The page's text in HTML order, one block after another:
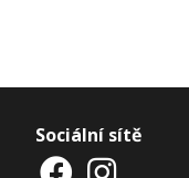
Sociální sítě